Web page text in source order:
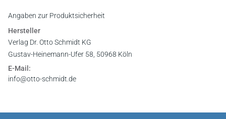
Angaben zur Produktsicherheit
Hersteller
Verlag Dr. Otto Schmidt KG
Gustav-Heinemann-Ufer 58, 50968 Köln
E-Mail:
info@otto-schmidt.de